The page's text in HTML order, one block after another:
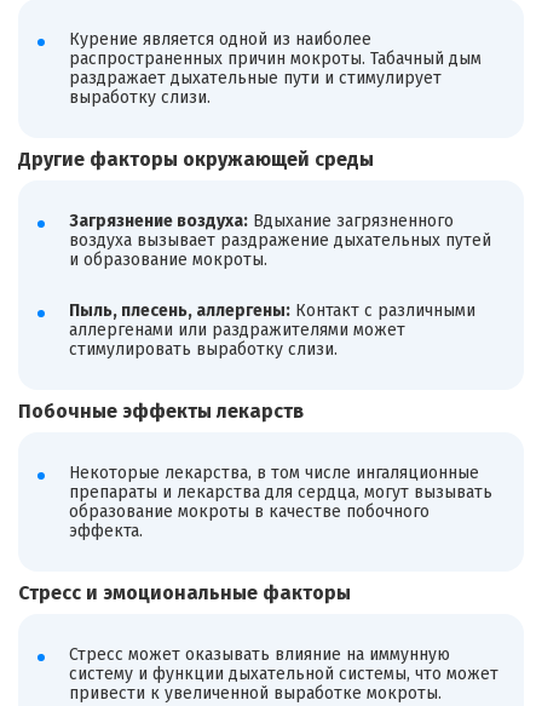
Курение является одной из наиболее
распространенных причин мокроты. Табачный дым
раздражает дыхательные пути и стимулирует
выработку слизи.
Другие факторы окружающей среды
Загрязнение воздуха:Вдыхание загрязненного
воздуха вызывает раздражение дыхательных путей
и образование мокроты.
Пыль, плесень, аллергены:Контакт с различными
аллергенами или раздражителями может
стимулировать выработку слизи.
Побочные эффекты лекарств
Некоторые лекарства, в том числе ингаляционные
препараты и лекарства для сердца, могут вызывать
образование мокроты в качестве побочного
эффекта.
Стресс и эмоциональные факторы
Стресс может оказывать влияние на иммунную
систему и функции дыхательной системы, что может
привести к увеличенной выработке мокроты.